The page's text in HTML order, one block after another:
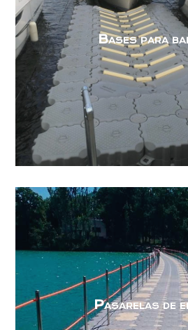
Bases para
Pasarelas de